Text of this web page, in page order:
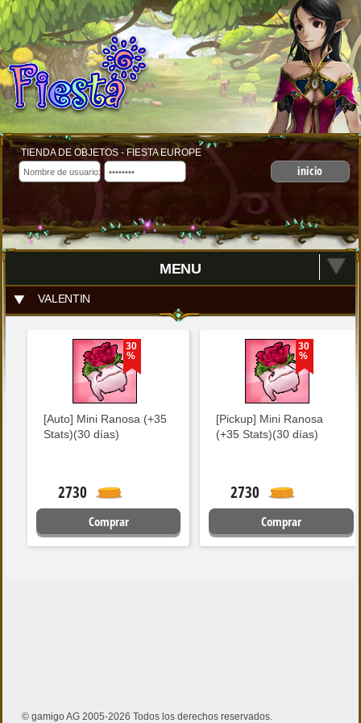
TIENDA DE OBJETOS - FIESTA EUROPE
inicio
MENU
VALENTIN
30
%
[Auto] Mini Ranosa (+35
Stats)(30 días)
2730
Comprar
30
%
[Pickup] Mini Ranosa
(+35 Stats)(30 días)
2730
Comprar
© gamigo AG 2005-2026 Todos los derechos reservados.